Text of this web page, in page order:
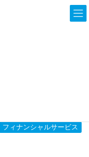
フィナンシャルサービス